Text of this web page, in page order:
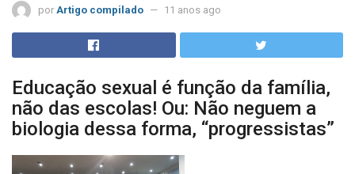
por Artigo compilado 11 anos ago
Educação sexual é função da família,
não das escolas! Ou: Não neguem a
biologia dessa forma, “progressistas”